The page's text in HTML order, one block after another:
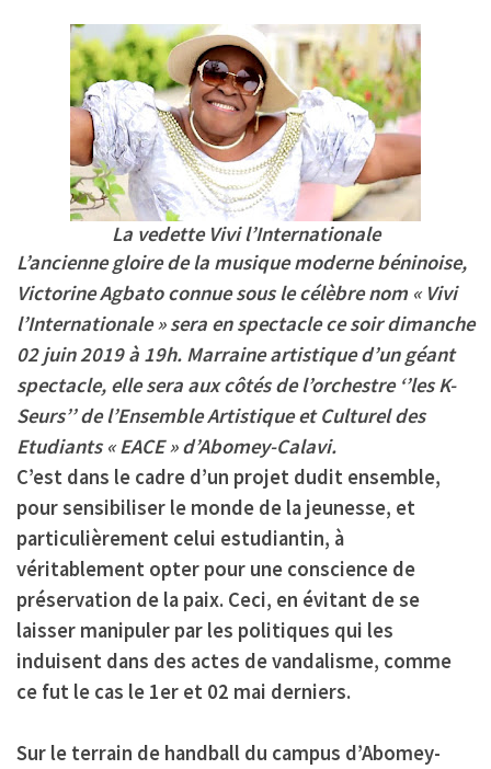
La vedette Vivi l’Internationale
L’ancienne gloire de la musique moderne béninoise,
Victorine Agbato connue sous le célèbre nom « Vivi
l’Internationale» sera en spectaclece soir dimanche
02 juin 2019 à 19h. Marraine artistique d’un géant
spectacle, elle sera aux côtés de l’orchestre ‘’les K-
Seurs’’ de l’Ensemble Artistique et Culturel des
Etudiants« EACE » d’Abomey-Calavi.
C’est dans le cadre d’un projet dudit ensemble,
pour sensibiliser le monde de la jeunesse, et
particulièrement celui estudiantin, à
véritablement opter pour une conscience de
préservation de la paix. Ceci, en évitant de se
laisser manipuler par les politiques qui les
induisent dans des actes de vandalisme, comme
ce fut le cas le 1er et 02 mai derniers.
Sur le terrain de handball du campus d’Abomey-